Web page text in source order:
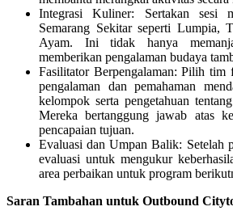
Integrasi Kuliner: Sertakan sesi
Semarang Sekitar seperti Lumpia,
Ayam. Ini tidak hanya
memberikan pengalaman budaya
Fasilitator Berpengalaman: Pilih tim
pengalaman dan pemahaman
kelompok serta pengetahuan
Mereka bertanggung jawab atas
pencapaian tujuan.
Evaluasi dan Umpan Balik: Setelah
evaluasi untuk mengukur
area perbaikan untuk program
Saran Tambahan untuk Outbound